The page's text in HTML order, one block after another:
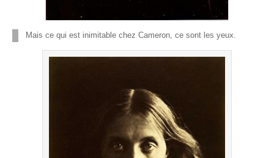
Mais ce qui est inimitable chez Cameron, ce sont les yeux.